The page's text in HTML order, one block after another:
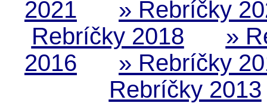
2021
» Rebríčky
Rebríčky 2018
»
2016
» Rebríčky
Rebríčky 2013